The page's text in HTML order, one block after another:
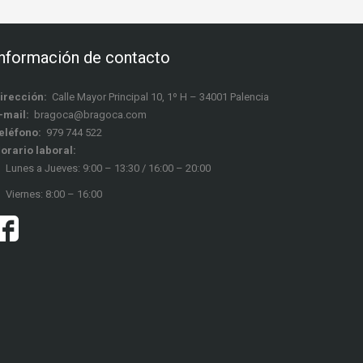
de contacto
Calle Mayor Principal 10, 1º H – 34001 Palencia
mail:
bragoca@bragoca.com
979 744 522
laboral:
Lunes a Jueves: 9:00 – 13:30 / 16:00 – 20:00
Viernes: 8:00 – 16:00